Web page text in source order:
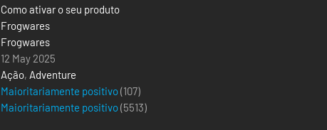
Como ativar o seu produto
Frogwares
Frogwares
12 May 2025
Ação, Adventure
Maioritariamente positivo(107)
Maioritariamente positivo(5513)